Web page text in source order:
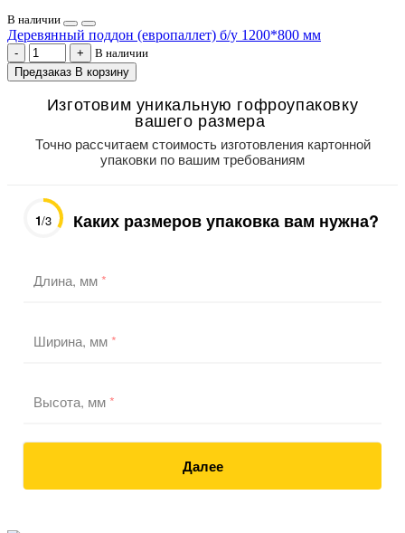
В наличии
Деревянный поддон (европаллет) б/у 1200*800 мм
В наличии
Предзаказ В корзину
Изготовим уникальную гофроупаковку
вашего размера
Точно рассчитаем стоимость изготовления картонной
упаковки по вашим требованиям
1/3 Каких размеров упаковка вам нужна?
Длина, мм*
Ширина, мм*
Высота, мм*
Далее